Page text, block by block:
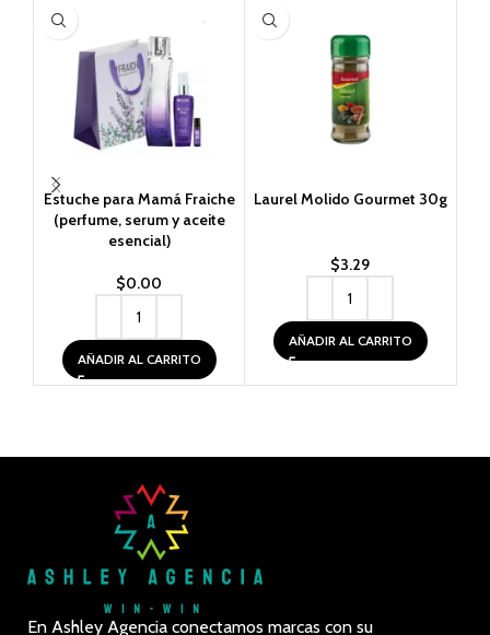
Estuche para Mamá Fraiche
(perfume, serum y aceite
esencial)
$0.00
AÑADIR AL CARRITO
Laurel Molido Gourmet 30g
$3.29
AÑADIR AL CARRITO
En Ashley Agencia conectamos marcas con su